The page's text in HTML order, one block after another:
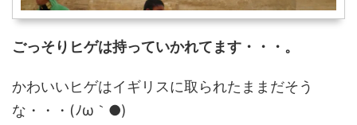
ごっそりヒゲは持っていかれてます・・・。
かわいいヒゲはイギリスに取られたままだそう
な・・・(ﾉω｀●)